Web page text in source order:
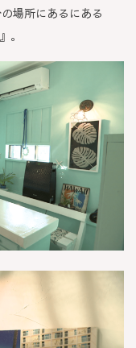
場所にあるにある
。